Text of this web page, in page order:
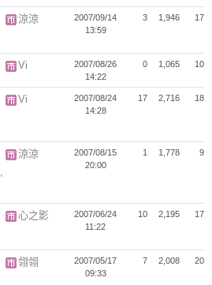
涼涼
2007/09/14
13:59
3 1,946 17
Vi
2007/08/26
14:22
0 1,065 10
Vi
2007/08/24
14:28
17 2,716 18
涼涼
2007/08/15
20:00
1 1,778 9
心之影
2007/06/24
11:22
10 2,195 17
翎翎
2007/05/17
09:33
7 2,008 20